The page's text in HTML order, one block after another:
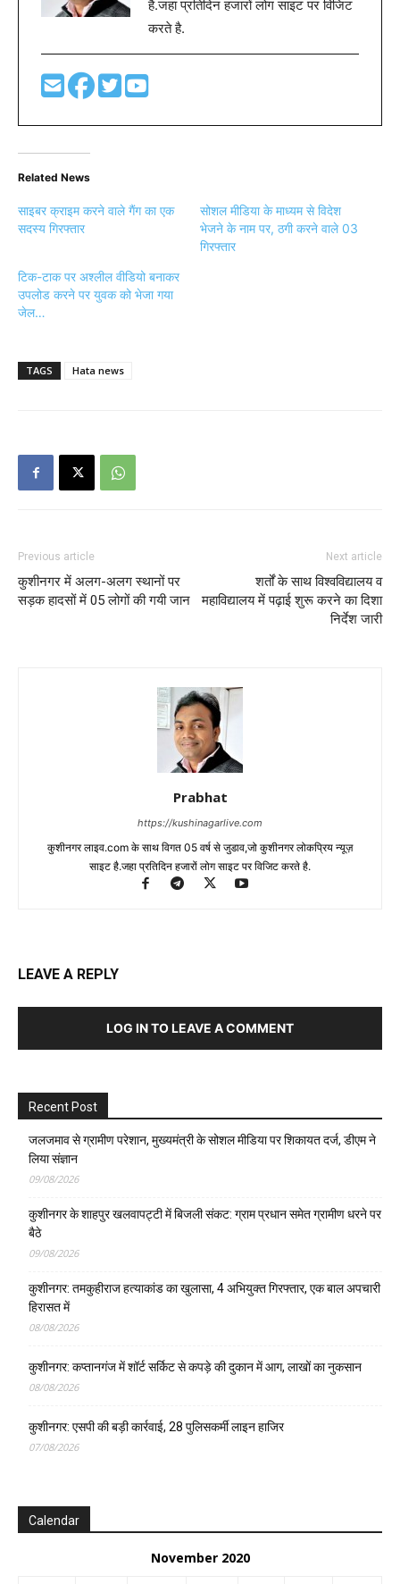
है.जहा प्रतिदिन हजारों लोग साइट पर विजिट
करते है.
Related News
साइबर क्राइम करने वाले गैंग का एक
सदस्य गिरफ्तार
सोशल मीडिया के माध्यम से विदेश
भेजने के नाम पर, ठगी करने वाले 03
गिरफ्तार
टिक-टाक पर अश्लील वीडियो बनाकर
उपलोड करने पर युवक को भेजा गया
जेल…
TAGS Hata news
Previous article
कुशीनगर में अलग-अलग स्थानों पर
सड़क हादसों में 05 लोगों की गयी जान
Next article
शर्तों के साथ विश्वविद्यालय व
महाविद्यालय में पढ़ाई शुरू करने का दिशा
निर्देश जारी
Prabhat
https://kushinagarlive.com
कुशीनगर लाइव.com के साथ विगत 05 वर्ष से जुडाव,जो कुशीनगर लोकप्रिय न्यूज़
साइट है.जहा प्रतिदिन हजारों लोग साइट पर विजिट करते है.
LEAVE A REPLY
LOG IN TO LEAVE A COMMENT
Recent Post
जलजमाव से ग्रामीण परेशान, मुख्यमंत्री के सोशल मीडिया पर शिकायत दर्ज, डीएम ने
लिया संज्ञान
09/08/2026
कुशीनगर के शाहपुर खलवापट्टी में बिजली संकट: ग्राम प्रधान समेत ग्रामीण धरने पर
बैठे
09/08/2026
कुशीनगर: तमकुहीराज हत्याकांड का खुलासा, 4 अभियुक्त गिरफ्तार, एक बाल अपचारी
हिरासत में
08/08/2026
कुशीनगर: कप्तानगंज में शॉर्ट सर्किट से कपड़े की दुकान में आग, लाखों का नुकसान
08/08/2026
कुशीनगर: एसपी की बड़ी कार्रवाई, 28 पुलिसकर्मी लाइन हाजिर
07/08/2026
Calendar
November 2020